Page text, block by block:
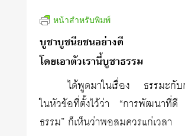
หน้าสำหรับพิมพ์
บูชาบูชนียชนอย่างดี
โดยเอาตัวเรานี้บูชาธรรม
ได้พูดมาในเรื่อง ธรรมะกั
ในหัวข้อที่ตั้งไว้ว่า “การพัฒนาที่
ธรรม” ก็เห็นว่าพอสมควรแก่เวลา